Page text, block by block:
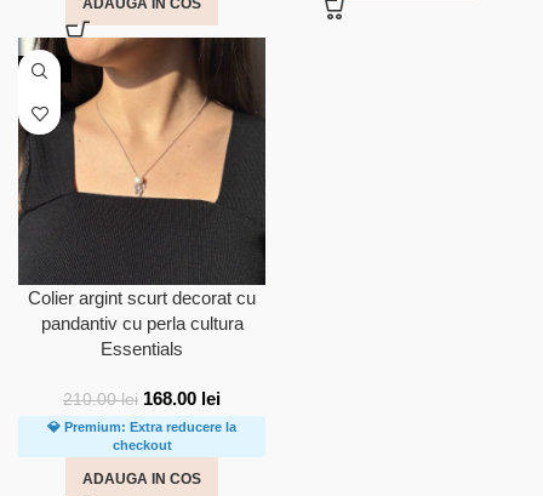
ADAUGA IN COS
-20%
Colier argint scurt decorat cu
pandantiv cu perla cultura
Essentials
210.00lei 168.00 lei
💎 Premium: Extra reducere la
checkout
ADAUGA IN COS